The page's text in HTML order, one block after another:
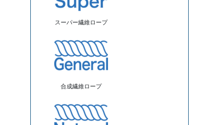
スーパー繊維ロープ
合成繊維ロープ